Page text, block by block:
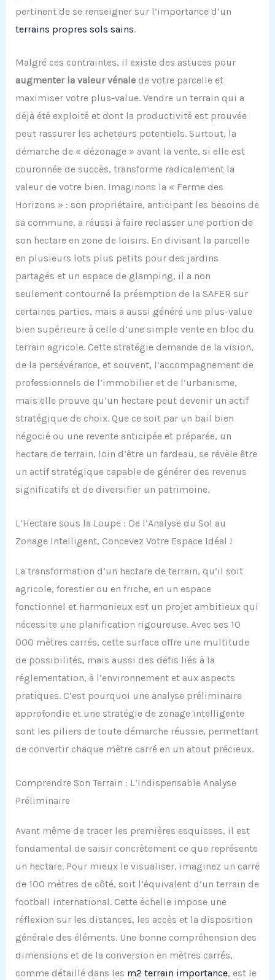
pertinent de se renseigner sur l’importance d’un
terrains propres sols sains.
Malgré ces contraintes, il existe des astuces pour
augmenter la valeur vénalede votre parcelle et
maximiser votre plus-value. Vendre un terrain qui a
déjà été exploité et dont la productivité est prouvée
peut rassurer les acheteurs potentiels. Surtout, la
démarche de « dézonage » avant la vente, si elle est
couronnée de succès, transforme radicalement la
valeur de votre bien. Imaginons la « Ferme des
Horizons » : son propriétaire, anticipant les besoins de
sa commune, a réussi à faire reclasser une portion de
son hectare en zone de loisirs. En divisant la parcelle
en plusieurs lots plus petits pour des jardins
partagés et un espace de glamping, il a non
seulement contourné la préemption de la SAFER sur
certaines parties, mais a aussi généré une plus-value
bien supérieure à celle d’une simple vente en bloc du
terrain agricole. Cette stratégie demande de la vision,
de la persévérance, et souvent, l’accompagnement de
professionnels de l’immobilier et de l’urbanisme,
mais elle prouve qu’un hectare peut devenir un actif
stratégique de choix. Que ce soit par un bail bien
négocié ou une revente anticipée et préparée, un
hectare de terrain, loin d’être un fardeau, se révèle être
un actif stratégique capable de générer des revenus
significatifs et de diversifier un patrimoine.
L’Hectare sous la Loupe : De l’Analyse du Sol au
Zonage Intelligent, Concevez Votre Espace Idéal !
La transformation d’un hectare de terrain, qu’il soit
agricole, forestier ou en friche, en un espace
fonctionnel et harmonieux est un projet ambitieux qui
nécessite une planification rigoureuse. Avec ses 10
000 mètres carrés, cette surface offre une multitude
de possibilités, mais aussi des défis liés à la
réglementation, à l’environnement et aux aspects
pratiques. C’est pourquoi une analyse préliminaire
approfondie et une stratégie de zonage intelligente
sont les piliers de toute démarche réussie, permettant
de convertir chaque mètre carré en un atout précieux.
Comprendre Son Terrain : L’Indispensable Analyse
Préliminaire
Avant même de tracer les premières esquisses, il est
fondamental de saisir concrètement ce que représente
un hectare. Pour mieux le visualiser, imaginez un carré
de 100 mètres de côté, soit l’équivalent d’un terrain de
football international. Cette échelle impose une
réflexion sur les distances, les accès et la disposition
générale des éléments. Une bonne compréhension des
dimensions et de la conversion en mètres carrés,
comme détaillé dans les m2 terrain importance, est le